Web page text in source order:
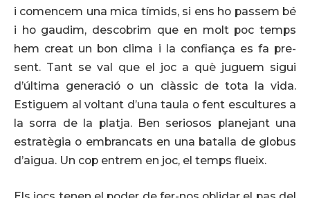
i comencem una mica tímids, si ens ho passem bé
i ho gaudim, descobrim que en molt poc temps
hem creat un bon clima i la confiança es fa pre-
sent. Tant se val que el joc a què juguem sigui
d’última generació o un clàssic de tota la vida.
Estiguem al voltant d’una taula o fent escultures a
la sorra de la platja. Ben seriosos planejant una
estratègia o embrancats en una batalla de globus
d’aigua. Un cop entrem en joc, el temps flueix.